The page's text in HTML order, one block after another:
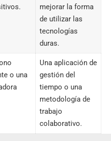
mejorar la forma
de utilizar las
tecnologías
duras.
o una
Una aplicación de
gestión del
tiempo o una
metodología de
trabajo
colaborativo.